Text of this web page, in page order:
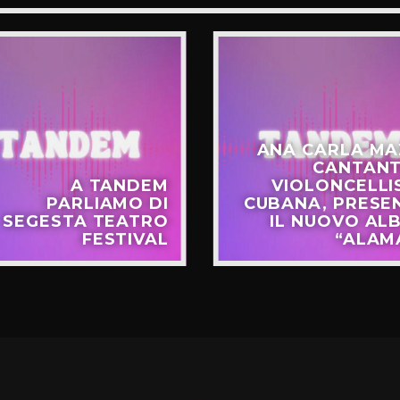
A TANDEM
PARLIAMO DI
SEGESTA TEATRO
FESTIVAL
ANA CARLA
CUBANA,
IL NUOVO